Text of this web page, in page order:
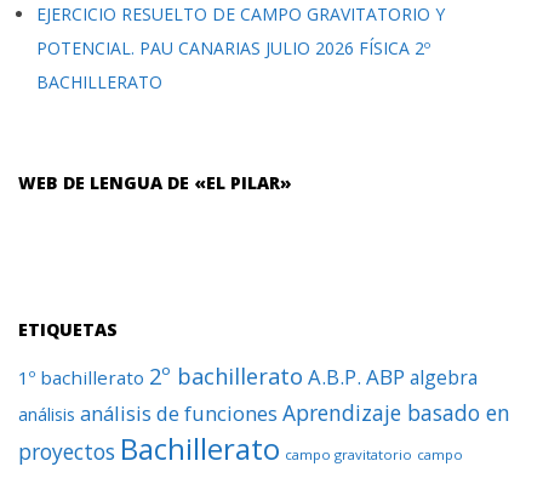
EJERCICIO RESUELTO DE CAMPO GRAVITATORIO Y
POTENCIAL. PAU CANARIAS JULIO 2026 FÍSICA 2º
BACHILLERATO
WEB DE LENGUA DE «EL PILAR»
ETIQUETAS
1º bachillerato 2º bachillerato A.B.P. ABP algebra
análisis análisis de funciones Aprendizaje basado en
proyectos Bachillerato campo gravitatorio campo